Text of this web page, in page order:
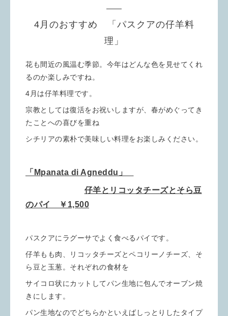
4月のおすすめ 「パスクアの仔羊料
理」
花も間近の風温む季節。今年はどんな色を見せてくれ
るのか楽しみですね。
4月は仔羊料理です。
宗教としては復活をお祝いしますが、春がめぐってき
たことへの喜びを重ね
シチリアの素朴で美味しい料理をお楽しみください。
「Mpanata di Agneddu」
仔羊とリコッタチーズとそら豆
のパイ ￥1,500
パスクアにラグーサでよく食べるパイです。
仔羊もも肉、リコッタチーズとペコリーノチーズ、そ
ら豆と玉葱。それぞれの食材を
サイコロ状にカットしてパン生地に包んでオーブン焼
きにします。
パン生地なのでどちらかといえばしっとりしたタイプ